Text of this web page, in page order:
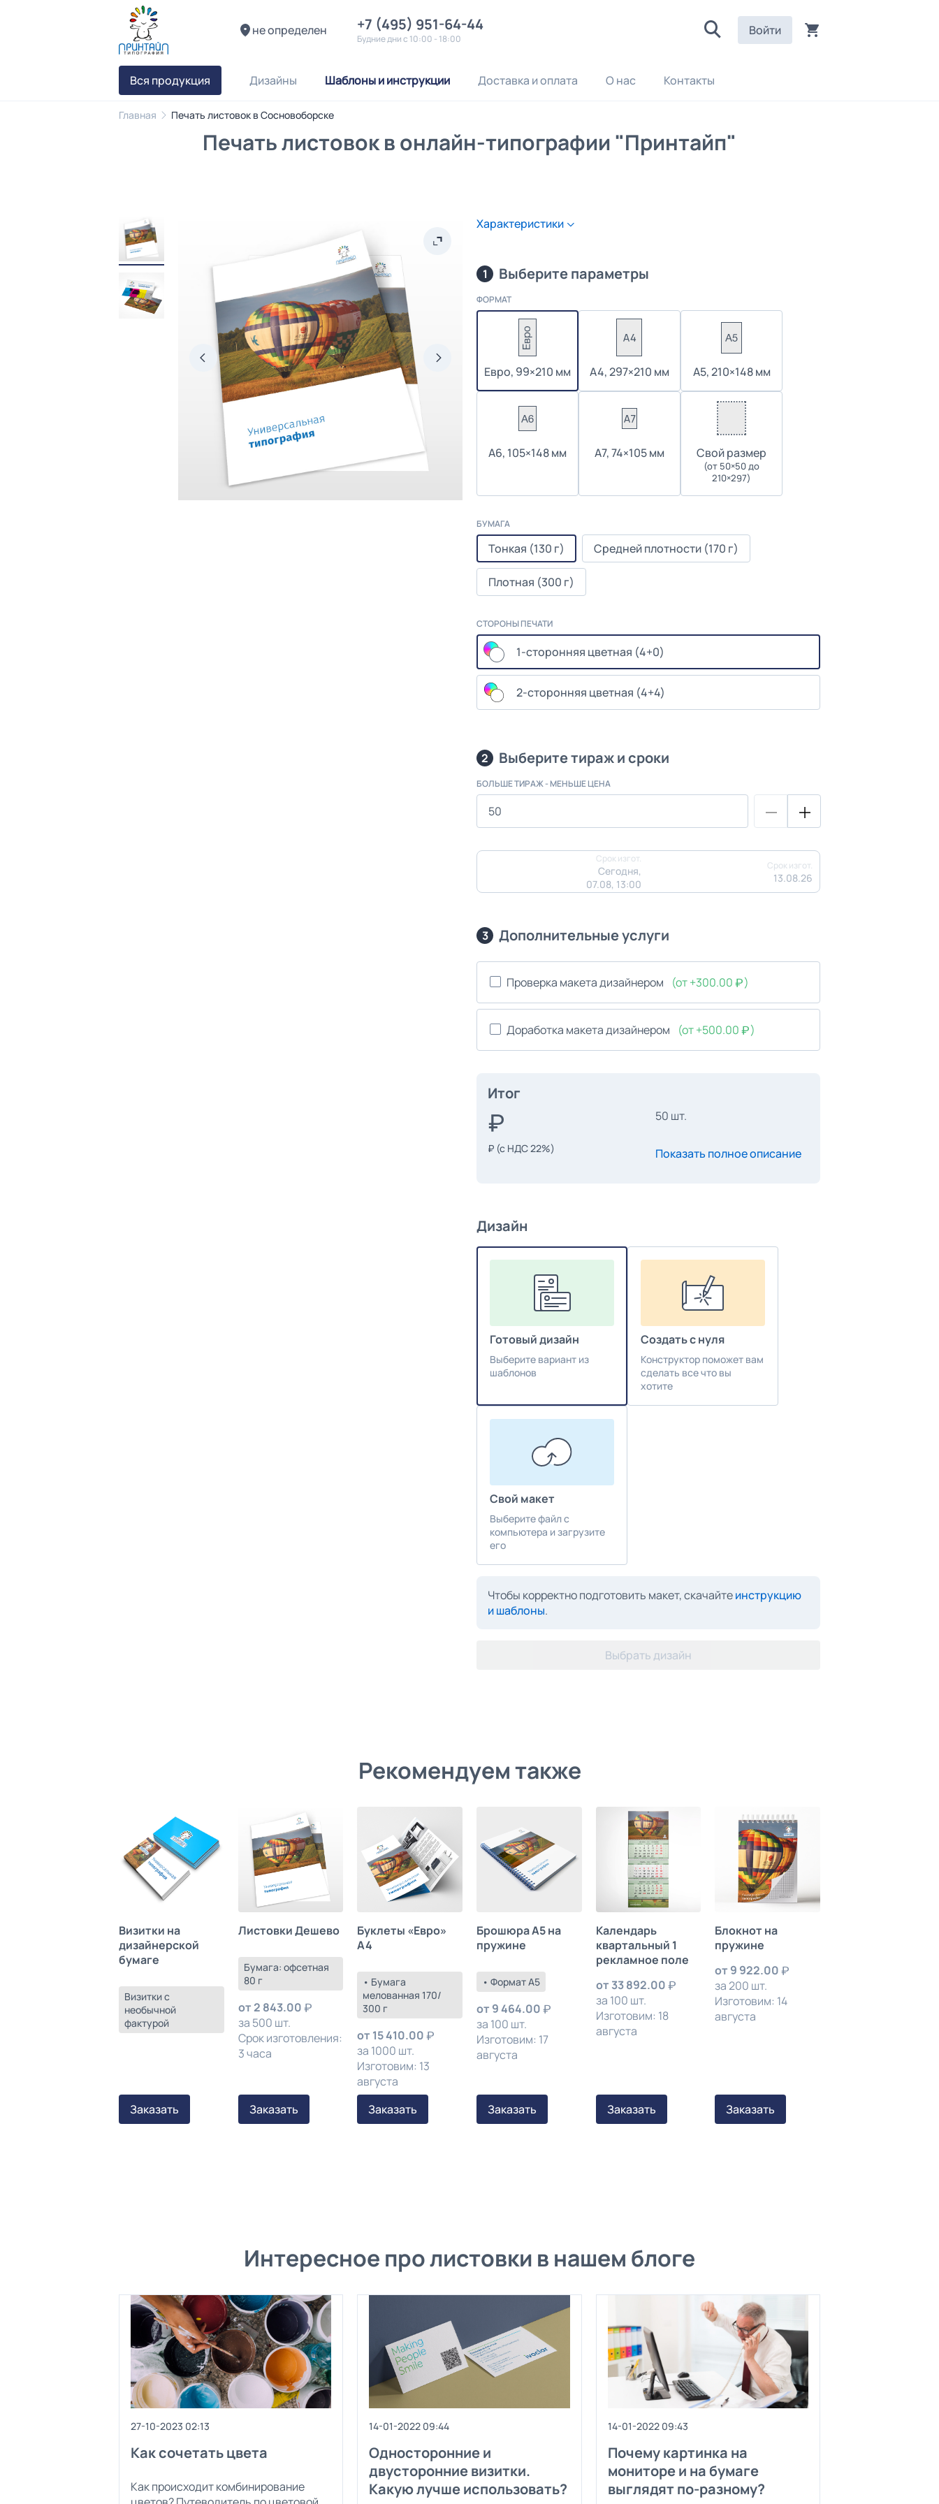
не определен +7 (495) 951-64-44
Будние дни с 10:00 - 18:00
Войти
Вся продукция Дизайны Шаблоны и инструкции Доставка и оплата О нас Контакты
Главная Печать листовок в Сосновоборске
Печать листовок в онлайн-типографии "Принтайп"
Характеристики
1 Выберите параметры
ФОРМАТ
Евро, 99×210 мм А4, 297×210 мм А5, 210×148 мм
А6, 105×148 мм А7, 74×105 мм Cвой размер
(от 50×50 до
210×297)
БУМАГА
Тонкая (130 г) Средней плотности (170 г)
Плотная (300 г)
СТОРОНЫ ПЕЧАТИ
1-сторонняя цветная (4+0)
2-сторонняя цветная (4+4)
2 Выберите тираж и сроки
БОЛЬШЕ ТИРАЖ - МЕНЬШЕ ЦЕНА
Срок изгот.
Сегодня,
07.08, 13:00
Срок изгот.
13.08.26
3 Дополнительные услуги
Проверка макета дизайнером (от +300.00 )
Доработка макета дизайнером (от +500.00 )
Итог
₽ (с НДС 22%)
50 шт.
Показать полное описание
Дизайн
Готовый дизайн
Выберите вариант из
шаблонов
Создать с нуля
Конструктор поможет вам
сделать все что вы
хотите
Свой макет
Выберите файл с
компьютера и загрузите
его
Чтобы корректно подготовить макет, скачайтеинструкцию
и шаблоны.
Выбрать дизайн
Рекомендуем также
Визитки на
дизайнерской
бумаге
Визитки с
необычной
фактурой
Заказать
Листовки Дешево
Бумага: офсетная
80 г
от2 843.00
за 500 шт.
Срок изготовления:
3 часа
Заказать
Буклеты «Евро»
А4
• Бумага
мелованная 170/
300 г
от 15 410.00
за 1000 шт.
Изготовим: 13
августа
Заказать
Брошюра А5 на
пружине
• Формат А5
от 9 464.00
за 100 шт.
Изготовим: 17
августа
Заказать
Календарь
квартальный 1
рекламное поле
от 33 892.00
за 100 шт.
Изготовим: 18
августа
Заказать
Блокнот на
пружине
от 9 922.00
за 200 шт.
Изготовим: 14
августа
Заказать
Интересное про листовки в нашем блоге
27-10-2023 02:13
Как сочетать цвета
Как происходит комбинирование
14-01-2022 09:44
Односторонние и
двусторонние визитки.
Какую лучше использовать?
14-01-2022 09:43
Почему картинка на
мониторе и на бумаге
выглядят по-разному?